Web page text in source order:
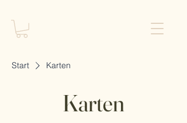
Start Karten
Karten